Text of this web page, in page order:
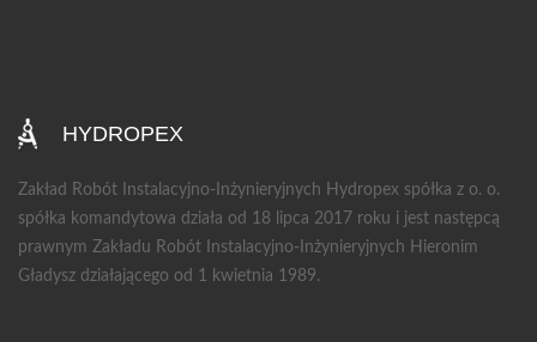
HYDROPEX
Zakład Robót Instalacyjno-Inżynieryjnych Hydropex spółka z o. o.
spółka komandytowa działa od 18 lipca 2017 roku i jest następcą
prawnym Zakładu Robót Instalacyjno-Inżynieryjnych Hieronim
Gładysz działającego od 1 kwietnia 1989.